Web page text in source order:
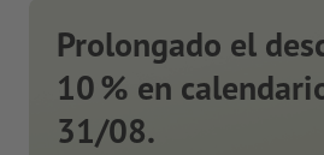
Prolongado el
10 % en
31/08.